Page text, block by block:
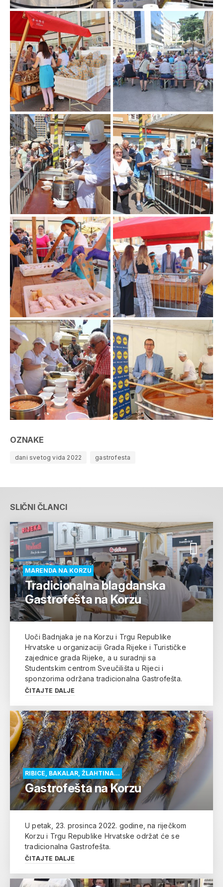
OZNAKE
dani svetog vida 2022 gastrofesta
SLIČNI ČLANCI
MARENDA NA KORZU
Tradicionalna blagdanska
Gastrofešta na Korzu
Uoči Badnjaka je na Korzu i Trgu Republike
Hrvatske u organizaciji Grada Rijeke i Turističke
zajednice grada Rijeke, a u suradnji sa
Studentskim centrom Sveučilišta u Rijeci i
sponzorima održana tradicionalna Gastrofešta.
ČITAJTE DALJE
RIBICE, BAKALAR, ŽLAHTINA...
Gastrofešta na Korzu
U petak, 23. prosinca 2022. godine, na riječkom
Korzu i Trgu Republike Hrvatske održat će se
tradicionalna Gastrofešta.
ČITAJTE DALJE